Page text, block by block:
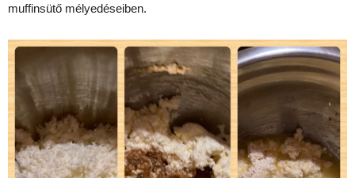
muffinsütő mélyedéseiben.